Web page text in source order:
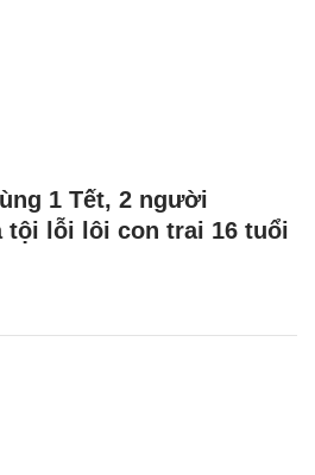
1 Tết, 2 người
tội lỗi lôi con trai 16 tuổi